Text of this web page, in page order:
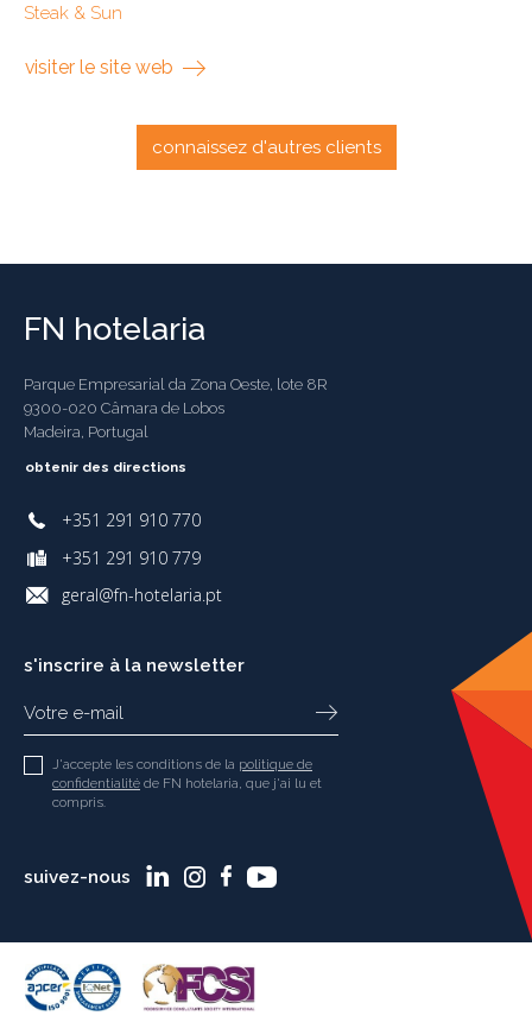
Steak & Sun
visiter le site web
connaissez d'autres clients
FN hotelaria
Parque Empresarial da Zona Oeste, lote 8R
9300-020 Câmara de Lobos
Madeira, Portugal
obtenir des directions
+351 291 910 770
+351 291 910 779
geral@fn-hotelaria.pt
s'inscrire à la newsletter
J'accepte les conditions de la politique de
confidentialité de FN hotelaria, que j'ai lu et
compris.
suivez-nous